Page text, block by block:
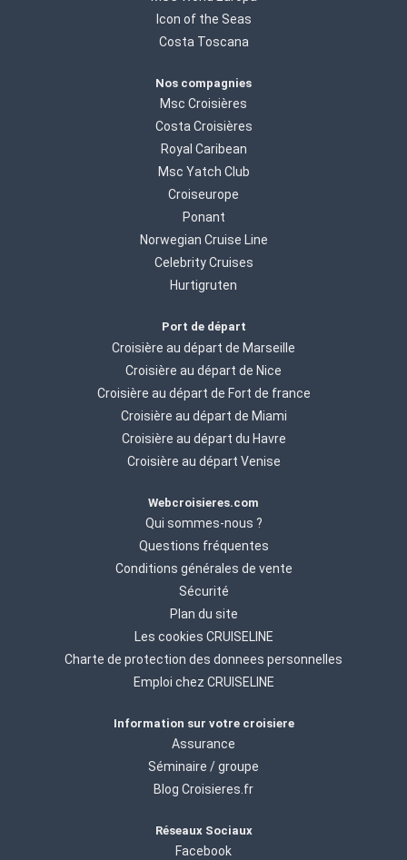
Icon of the Seas
Costa Toscana
Nos compagnies
Msc Croisières
Costa Croisières
Royal Caribean
Msc Yatch Club
Croiseurope
Ponant
Norwegian Cruise Line
Celebrity Cruises
Hurtigruten
Port de départ
Croisière au départ de Marseille
Croisière au départ de Nice
Croisière au départ de Fort de france
Croisière au départ de Miami
Croisière au départ du Havre
Croisière au départ Venise
Webcroisieres.com
Qui sommes-nous ?
Questions fréquentes
Conditions générales de vente
Sécurité
Plan du site
Les cookies CRUISELINE
Charte de protection des donnees personnelles
Emploi chez CRUISELINE
Information sur votre croisiere
Assurance
Séminaire / groupe
Blog Croisieres.fr
Réseaux Sociaux
Facebook